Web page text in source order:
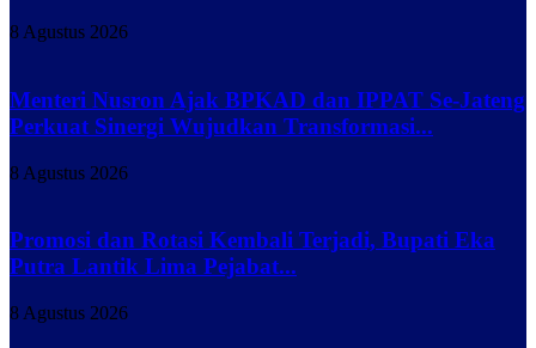
8 Agustus 2026
Menteri Nusron Ajak BPKAD dan IPPAT Se-Jateng
Perkuat Sinergi Wujudkan Transformasi...
8 Agustus 2026
Promosi dan Rotasi Kembali Terjadi, Bupati Eka
Putra Lantik Lima Pejabat...
8 Agustus 2026